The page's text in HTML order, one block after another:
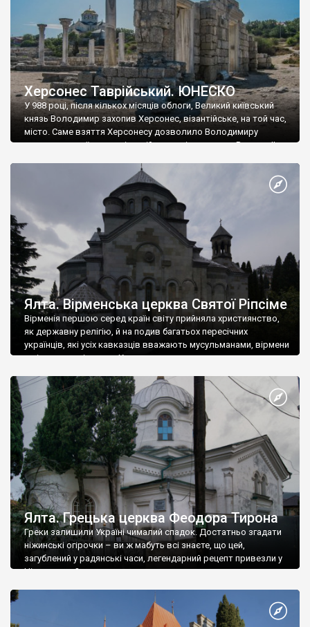
Херсонес Таврійський. ЮНЕСКО
У 988 році, після кількох місяців облоги, Великий київський
князь Володимир захопив Херсонес, візантійське, на той час,
місто. Саме взяття Херсонесу дозволило Володимиру
диктувати свої умови візантійському імператору Василю ІІ, та
Херсонесі Володимир-язичник, став Василем-християнином.
А потім було Хрещення Русі. На честь Херсонесу Таврійського
Ялта. Вірменська церква Святої Ріпсіме
Вірменія першою серед країн світу прийняла християнство,
як державну релігію, й на подив багатьох пересічних
українців, які усіх кавказців вважають мусульманами, вірмени
є відданими вірянами Христа
Ялта. Грецька церква Феодора Тирона
Греки залишили Україні чималий спадок. Достатньо згадати
ніжинські огірочки – ви ж мабуть всі знаєте, що цей,
загублений у радянські часи, легендарний рецепт привезли у
Ніжин греки?